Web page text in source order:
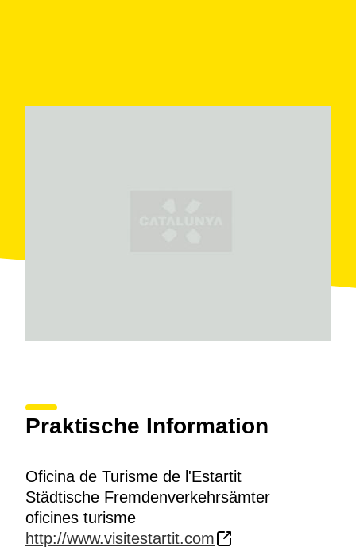
Praktische Information
Oficina de Turisme de l'Estartit
Städtische Fremdenverkehrsämter
oficines turisme
http://www.visitestartit.com